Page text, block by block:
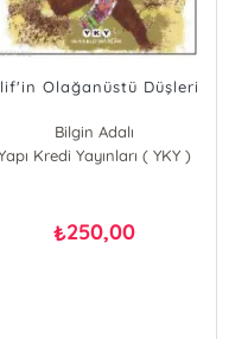
Olağanüstü Düşleri
Bilgin Adalı
Kredi Yayınları ( YKY )
₺250,00